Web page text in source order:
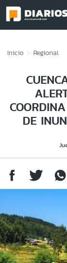
Inicio Regional
DE